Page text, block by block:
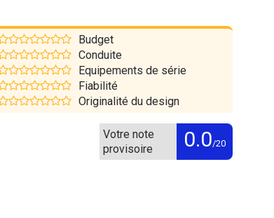
Budget
Conduite
Equipements de série
Fiabilité
Originalité du design
Votre note
provisoire
0.0/20